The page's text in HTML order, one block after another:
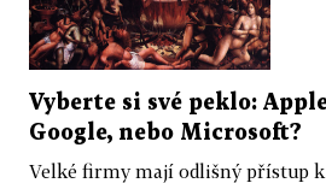
Vyberte si své peklo:
Google, nebo Microsoft?
Velké firmy mají odlišný přístup